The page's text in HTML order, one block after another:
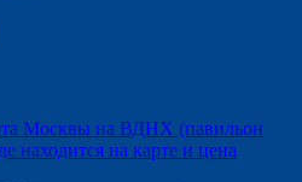
Москвы на ВДНХ (павильон
находится на карте и цена